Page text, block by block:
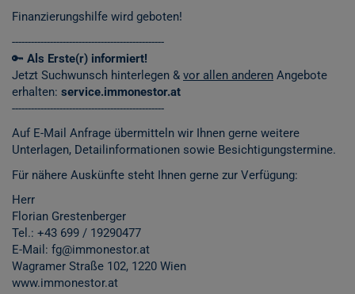
Finanzierungshilfe wird geboten!
------------------------------------------------
🔑 Als Erste(r) informiert!
Jetzt Suchwunsch hinterlegen & vor allen anderen Angebote
erhalten: service.immonestor.at
------------------------------------------------
Auf E-Mail Anfrage übermitteln wir Ihnen gerne weitere
Unterlagen, Detailinformationen sowie Besichtigungstermine.
Für nähere Auskünfte steht Ihnen gerne zur Verfügung:
Herr
Florian Grestenberger
Tel.: +43 699 / 19290477
E-Mail: fg@immonestor.at
Wagramer Straße 102, 1220 Wien
www.immonestor.at